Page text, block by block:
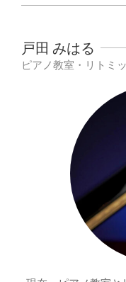
戸田 みはる
ピアノ教室・リトミ